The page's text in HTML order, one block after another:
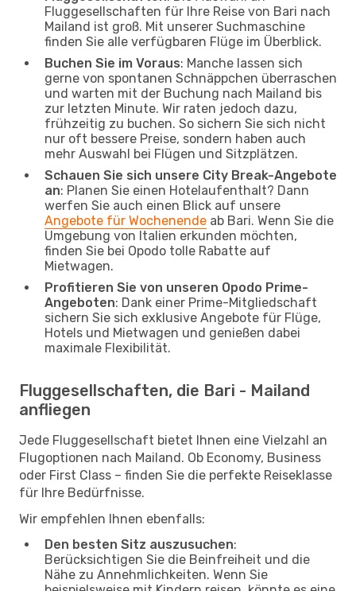
Fluggesellschaften für Ihre Reise von Bari nach
Mailand ist groß. Mit unserer Suchmaschine
finden Sie alle verfügbaren Flüge im Überblick.
Buchen Sie im Voraus: Manche lassen sich
gerne von spontanen Schnäppchen überraschen
und warten mit der Buchung nach Mailand bis
zur letzten Minute. Wir raten jedoch dazu,
frühzeitig zu buchen. So sichern Sie sich nicht
nur oft bessere Preise, sondern haben auch
mehr Auswahl bei Flügen und Sitzplätzen.
Schauen Sie sich unsere City Break-Angebote
an: Planen Sie einen Hotelaufenthalt? Dann
werfen Sie auch einen Blick auf unsere
Angebote für Wochenende ab Bari. Wenn Sie die
Umgebung von Italien erkunden möchten,
finden Sie bei Opodo tolle Rabatte auf
Mietwagen.
Profitieren Sie von unseren Opodo Prime-
Angeboten: Dank einer Prime-Mitgliedschaft
sichern Sie sich exklusive Angebote für Flüge,
Hotels und Mietwagen und genießen dabei
maximale Flexibilität.
Fluggesellschaften, die Bari - Mailand
anfliegen
Jede Fluggesellschaft bietet Ihnen eine Vielzahl an
Flugoptionen nach Mailand. Ob Economy, Business
oder First Class – finden Sie die perfekte Reiseklasse
für Ihre Bedürfnisse.
Wir empfehlen Ihnen ebenfalls:
Den besten Sitz auszusuchen:
Berücksichtigen Sie die Beinfreiheit und die
Nähe zu Annehmlichkeiten. Wenn Sie